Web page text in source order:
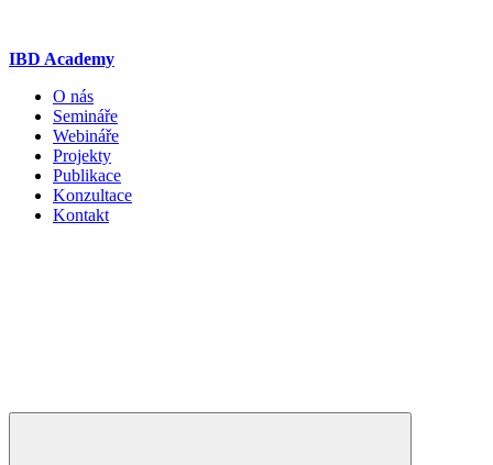
IBD Academy
O nás
Semináře
Webináře
Projekty
Publikace
Konzultace
Kontakt